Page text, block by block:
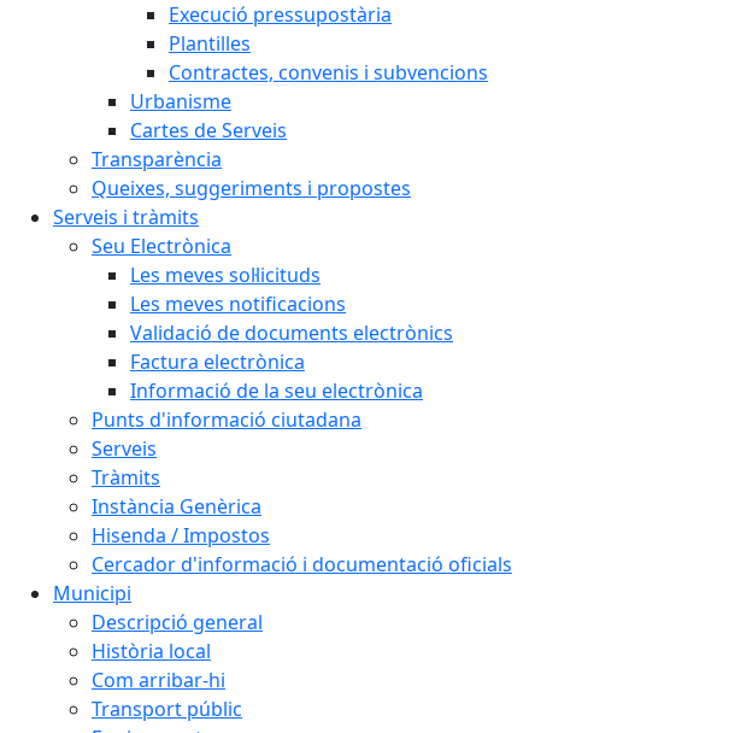
Execució pressupostària
Plantilles
Contractes, convenis i subvencions
Urbanisme
Cartes de Serveis
Transparència
Queixes, suggeriments i propostes
Serveis i tràmits
Seu Electrònica
Les meves sol·licituds
Les meves notificacions
Validació de documents electrònics
Factura electrònica
Informació de la seu electrònica
Punts d'informació ciutadana
Serveis
Tràmits
Instància Genèrica
Hisenda / Impostos
Cercador d'informació i documentació oficials
Municipi
Descripció general
Història local
Com arribar-hi
Transport públic